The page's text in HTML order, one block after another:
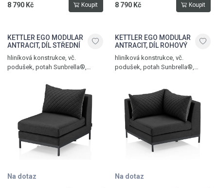
8 790 Kč Koupit 8 790 Kč Koupit
KETTLER EGO MODULAR
ANTRACIT, DÍL STŘEDNÍ
hliníková konstrukce, vč.
podušek, potah Sunbrella®,
kg, antracit - sooty
Na dotaz
KETTLER EGO MODULAR
ANTRACIT, DÍL ROHOVÝ
hliníková konstrukce, vč.
podušek, potah Sunbrella®,
Na dotaz